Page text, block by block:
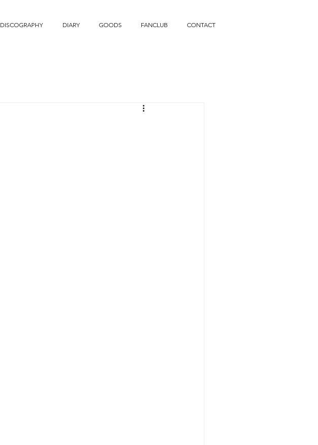
DISCOGRAPHY DIARY GOODS FANCLUB CONTACT